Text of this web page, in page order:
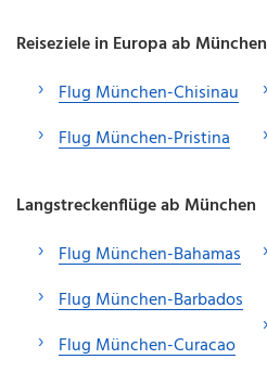
Reiseziele in Europa ab München
Flug München-Chisinau
Flug München-Pristina
Langstreckenflüge ab München
Flug München-Bahamas
Flug München-Barbados
Flug München-Curacao